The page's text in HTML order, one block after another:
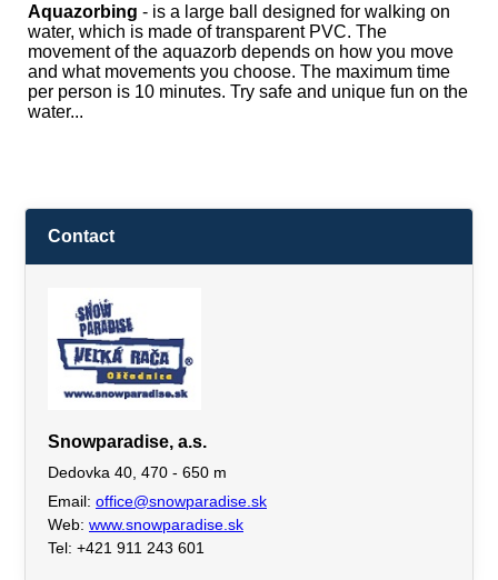
Aquazorbing - is a large ball designed for walking on
water, which is made of transparent PVC. The
movement of the aquazorb depends on how you move
and what movements you choose. The maximum time
per person is 10 minutes. Try safe and unique fun on the
water...
Contact
Snowparadise, a.s.
Dedovka 40, 470 - 650 m
Email: office@snowparadise.sk
Web: www.snowparadise.sk
Tel: +421 911 243 601